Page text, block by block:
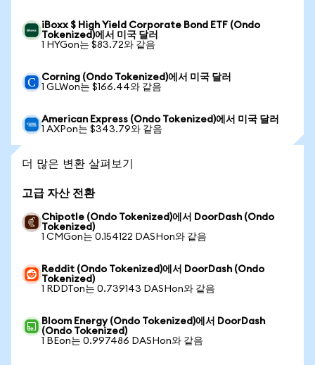
iBoxx $ High Yield Corporate Bond ETF (Ondo
Tokenized)에서 미국 달러
1 HYGon는 $83.72와 같음
Corning (Ondo Tokenized)에서 미국 달러
1 GLWon는 $166.44와 같음
American Express (Ondo Tokenized)에서 미국 달러
1 AXPon는 $343.79와 같음
더 많은 변환 살펴보기
고급 자산 전환
Chipotle (Ondo Tokenized)에서 DoorDash (Ondo
Tokenized)
1 CMGon는 0.154122 DASHon와 같음
Reddit (Ondo Tokenized)에서 DoorDash (Ondo
Tokenized)
1 RDDTon는 0.739143 DASHon와 같음
Bloom Energy (Ondo Tokenized)에서 DoorDash
(Ondo Tokenized)
1 BEon는 0.997486 DASHon와 같음